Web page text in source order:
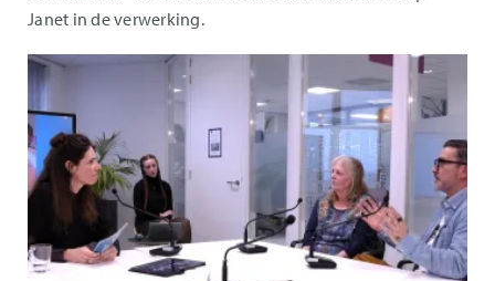
Janet in de verwerking.